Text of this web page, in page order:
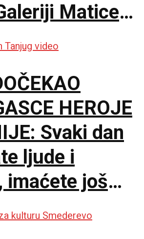
Matice
HEROJE
Svaki dan
ljude i
imaćete još
za rad